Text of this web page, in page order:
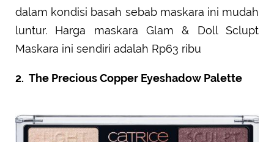
dalam kondisi basah sebab maskara ini mudah
luntur. Harga maskara Glam & Doll Sclupt
Maskara ini sendiri adalah Rp63 ribu
2. The Precious Copper Eyeshadow Palette